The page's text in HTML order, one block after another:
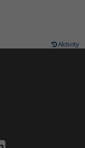
Aktivity